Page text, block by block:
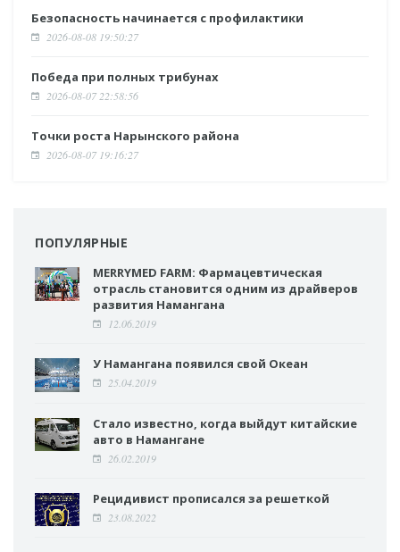
Безопасность начинается с профилактики
2026-08-08 19:50:27
Победа при полных трибунах
2026-08-07 22:58:56
Точки роста Нарынского района
2026-08-07 19:16:27
ПОПУЛЯРНЫЕ
MERRYMED FARM: Фармацевтическая
отрасль становится одним из драйверов
развития Намангана
12.06.2019
У Намангана появился свой Океан
25.04.2019
Стало известно, когда выйдут китайские
авто в Намангане
26.02.2019
Рецидивист прописался за решеткой
23.08.2022